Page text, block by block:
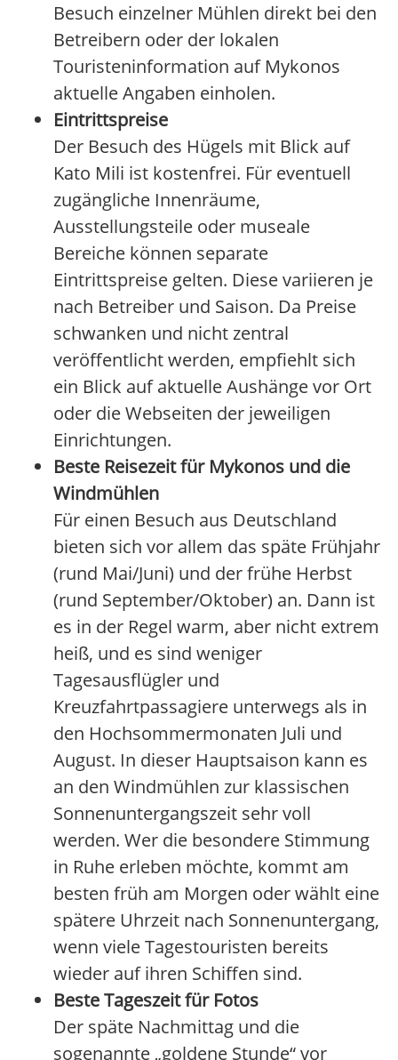
Besuch einzelner Mühlen direkt bei den
Betreibern oder der lokalen
Touristeninformation auf Mykonos
aktuelle Angaben einholen.
Eintrittspreise
Der Besuch des Hügels mit Blick auf
Kato Mili ist kostenfrei. Für eventuell
zugängliche Innenräume,
Ausstellungsteile oder museale
Bereiche können separate
Eintrittspreise gelten. Diese variieren je
nach Betreiber und Saison. Da Preise
schwanken und nicht zentral
veröffentlicht werden, empfiehlt sich
ein Blick auf aktuelle Aushänge vor Ort
oder die Webseiten der jeweiligen
Einrichtungen.
Beste Reisezeit für Mykonos und die
Windmühlen
Für einen Besuch aus Deutschland
bieten sich vor allem das späte Frühjahr
(rund Mai/Juni) und der frühe Herbst
(rund September/Oktober) an. Dann ist
es in der Regel warm, aber nicht extrem
heiß, und es sind weniger
Tagesausflügler und
Kreuzfahrtpassagiere unterwegs als in
den Hochsommermonaten Juli und
August. In dieser Hauptsaison kann es
an den Windmühlen zur klassischen
Sonnenuntergangszeit sehr voll
werden. Wer die besondere Stimmung
in Ruhe erleben möchte, kommt am
besten früh am Morgen oder wählt eine
spätere Uhrzeit nach Sonnenuntergang,
wenn viele Tagestouristen bereits
wieder auf ihren Schiffen sind.
Beste Tageszeit für Fotos
Der späte Nachmittag und die
sogenannte „goldene Stunde“ vor